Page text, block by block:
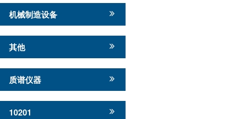
机械制造设备
其他
质谱仪器
10201